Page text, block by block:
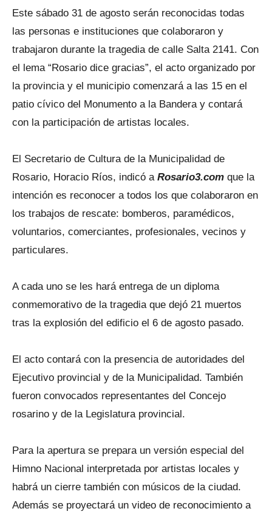
Este sábado 31 de agosto serán reconocidas todas
las personas e instituciones que colaboraron y
trabajaron durante la tragedia de calle Salta 2141. Con
el lema “Rosario dice gracias”, el acto organizado por
la provincia y el municipio comenzará a las 15 en el
patio cívico del Monumento a la Bandera y contará
con la participación de artistas locales.
El Secretario de Cultura de la Municipalidad de
Rosario, Horacio Ríos, indicó a Rosario3.com que la
intención es reconocer a todos los que colaboraron en
los trabajos de rescate: bomberos, paramédicos,
voluntarios, comerciantes, profesionales, vecinos y
particulares.
A cada uno se les hará entrega de un diploma
conmemorativo de la tragedia que dejó 21 muertos
tras la explosión del edificio el 6 de agosto pasado.
El acto contará con la presencia de autoridades del
Ejecutivo provincial y de la Municipalidad. También
fueron convocados representantes del Concejo
rosarino y de la Legislatura provincial.
Para la apertura se prepara un versión especial del
Himno Nacional interpretada por artistas locales y
habrá un cierre también con músicos de la ciudad.
Además se proyectará un video de reconocimiento a